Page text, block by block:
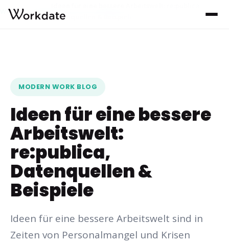
Workdate Blog
Datenquellen & Beispiele
MODERN WORK BLOG
Ideen für eine bessere
Arbeitswelt:
re:publica,
Datenquellen &
Beispiele
Ideen für eine bessere Arbeitswelt sind in
Zeiten von Personalmangel und Krisen